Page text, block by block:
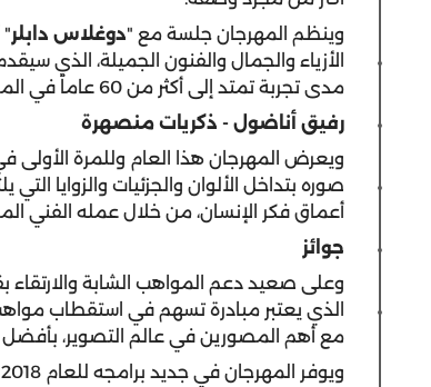
وينظم المهرجان جلسة مع "دوغلاس دابلر"
الأزياء والجمال والفنون الجميلة، الذي
مدى تجربة تمتد إلى أكثر من 60 عاماً في المجال.
رفيق أناضول - ذكريات منصهرة
ويعرض المهرجان هذا العام وللمرة الأولى
صوره بتداخل الألوان والجزئيات والزوايا
أعماق فكر الإنسان، من خلال عمله الفني
جوائز
وعلى صعيد دعم المواهب الشابة والارتقاء
الذي يعتبر مبادرة تسهم في استقطاب
مع أهم المصورين في عالم التصوير، بأفضل